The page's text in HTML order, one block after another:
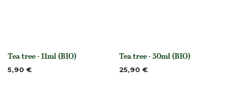
None
Tea tree - 11ml (BIO)
5,90 € None
Tea tree - 50ml (BIO)
25,90 €